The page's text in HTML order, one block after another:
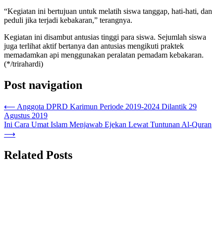
“Kegiatan ini bertujuan untuk melatih siswa tanggap, hati-hati, dan
peduli jika terjadi kebakaran,” terangnya.
Kegiatan ini disambut antusias tinggi para siswa. Sejumlah siswa
juga terlihat aktif bertanya dan antusias mengikuti praktek
memadamkan api menggunakan peralatan pemadam kebakaran.
(*/trirahardi)
Post navigation
⟵ Anggota DPRD Karimun Periode 2019-2024 Dilantik 29
Agustus 2019
Ini Cara Umat Islam Menjawab Ejekan Lewat Tuntunan Al-Quran
⟶
Related Posts